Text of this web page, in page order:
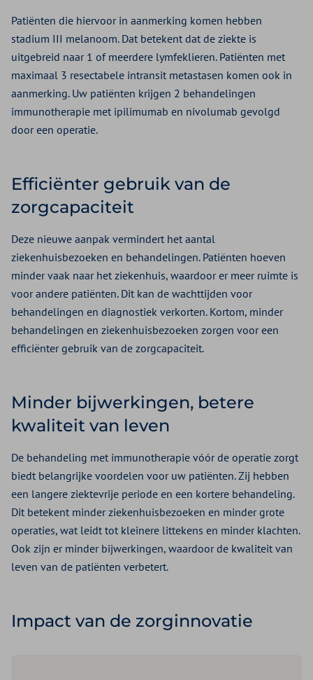
Patiënten die hiervoor in aanmerking komen hebben
stadium III melanoom. Dat betekent dat de ziekte is
uitgebreid naar 1 of meerdere lymfeklieren. Patiënten met
maximaal 3 resectabele intransit metastasen komen ook in
aanmerking. Uw patiënten krijgen 2 behandelingen
immunotherapie met ipilimumab en nivolumab gevolgd
door een operatie.
Efficiënter gebruik van de
zorgcapaciteit
Deze nieuwe aanpak vermindert het aantal
ziekenhuisbezoeken en behandelingen. Patiënten hoeven
minder vaak naar het ziekenhuis, waardoor er meer ruimte is
voor andere patiënten. Dit kan de wachttijden voor
behandelingen en diagnostiek verkorten. Kortom, minder
behandelingen en ziekenhuisbezoeken zorgen voor een
efficiënter gebruik van de zorgcapaciteit.
Minder bijwerkingen, betere
kwaliteit van leven
De behandeling met immunotherapie vóór de operatie zorgt
biedt belangrijke voordelen voor uw patiënten. Zij hebben
een langere ziektevrije periode en een kortere behandeling.
Dit betekent minder ziekenhuisbezoeken en minder grote
operaties, wat leidt tot kleinere littekens en minder klachten.
Ook zijn er minder bijwerkingen, waardoor de kwaliteit van
leven van de patiënten verbetert.
Impact van de zorginnovatie